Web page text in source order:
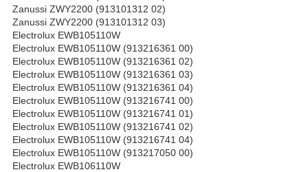
Zanussi ZWY2200 (913101312 02)
Zanussi ZWY2200 (913101312 03)
Electrolux EWB105110W
Electrolux EWB105110W (913216361 00)
Electrolux EWB105110W (913216361 02)
Electrolux EWB105110W (913216361 03)
Electrolux EWB105110W (913216361 04)
Electrolux EWB105110W (913216741 00)
Electrolux EWB105110W (913216741 01)
Electrolux EWB105110W (913216741 02)
Electrolux EWB105110W (913216741 04)
Electrolux EWB105110W (913217050 00)
Electrolux EWB106110W